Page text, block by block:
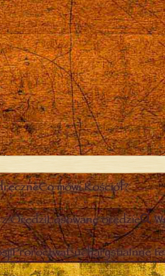
Co mówi Kościół?
OrędziLosowane orędzie
ProroctwaEucharystiaInne